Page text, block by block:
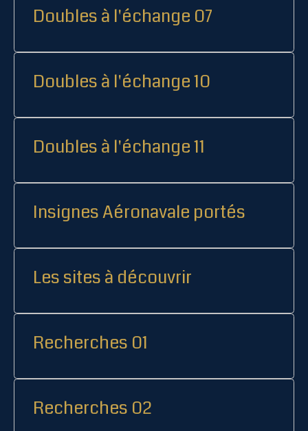
Doubles à l'échange 07
Doubles à l'échange 10
Doubles à l'échange 11
Insignes Aéronavale portés
Les sites à découvrir
Recherches 01
Recherches 02